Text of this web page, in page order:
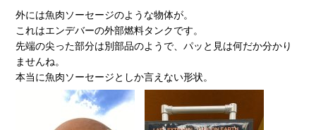
外には魚肉ソーセージのような物体が。
これはエンデバーの外部燃料タンクです。
先端の尖った部分は別部品のようで、パッと見は何だか分かり
ませんね。
本当に魚肉ソーセージとしか言えない形状。